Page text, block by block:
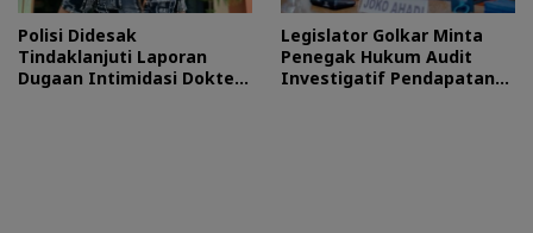
Polisi Didesak
Tindaklanjuti Laporan
Dugaan Intimidasi Dokter
Legislator Golkar Minta
Penegak Hukum Audit
Investigatif Pendapatan